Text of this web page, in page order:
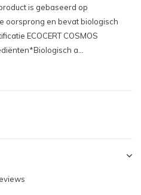
is gebaseerd op
oorsprong en bevat biologisch
ECOCERT COSMOS
a...